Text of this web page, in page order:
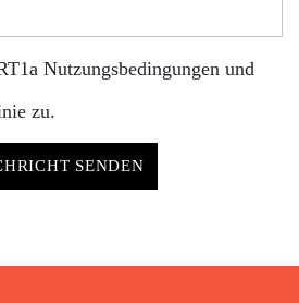
Nutzungsbedingungen und
zu.